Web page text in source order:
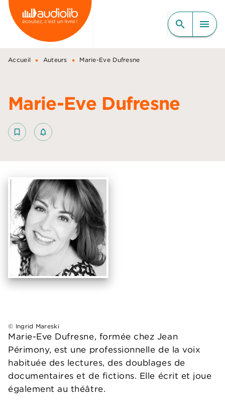
MENU RECHERCHE
CONTENU
PIED DE PAGE
search menu
Accueil • Auteurs • Marie-Eve Dufresne
Marie-Eve Dufresne
bookmark_border notifications_none_outlined
Marie-Eve Dufresne, formée chez Jean
Périmony, est une professionnelle de la voix
habituée des lectures, des doublages de
documentaires et de fictions. Elle écrit et joue
également au théâtre.
© Ingrid Mareski